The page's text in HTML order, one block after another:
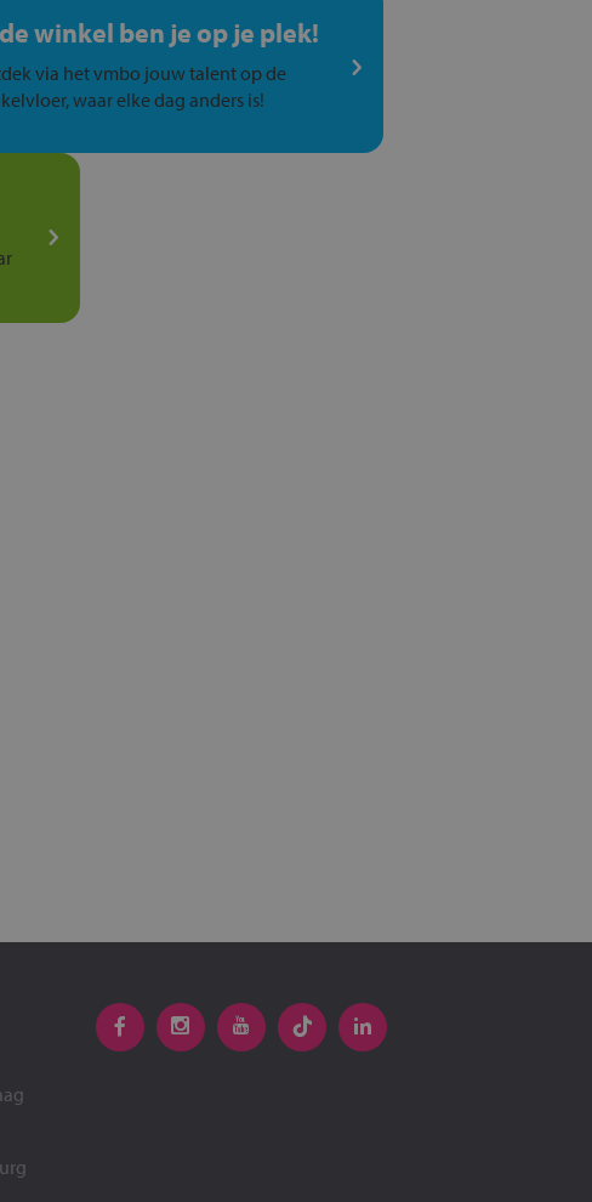
winkel ben je op je plek!
via het vmbo jouw talent op de
waar elke dag anders is!